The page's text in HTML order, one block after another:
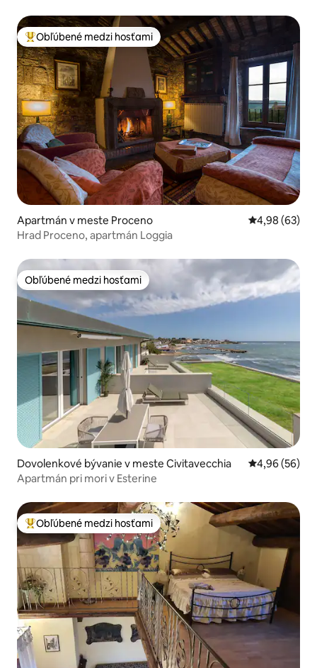
Najobľúbenejšie medzi hosťami
Obľúbené medzi hosťami
Apartmán v meste Proceno Priemerné
4,98 (63)
Hrad Proceno, apartmán Loggia
Obľúbené medzi hosťami
Obľúbené medzi hosťami
Dovolenkové bývanie v meste Civitavecchia Priemerné
4,96 (56)
Apartmán pri mori v Esterine
Najobľúbenejšie medzi hosťami
Obľúbené medzi hosťami